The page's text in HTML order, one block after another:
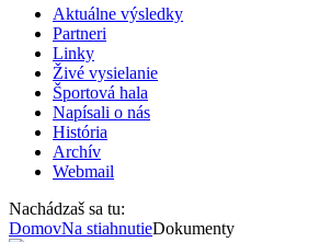
Aktuálne výsledky
Partneri
Linky
Živé vysielanie
Športová hala
Napísali o nás
História
Archív
Webmail
Nachádzaš sa tu:
DomovNa stiahnutieDokumenty